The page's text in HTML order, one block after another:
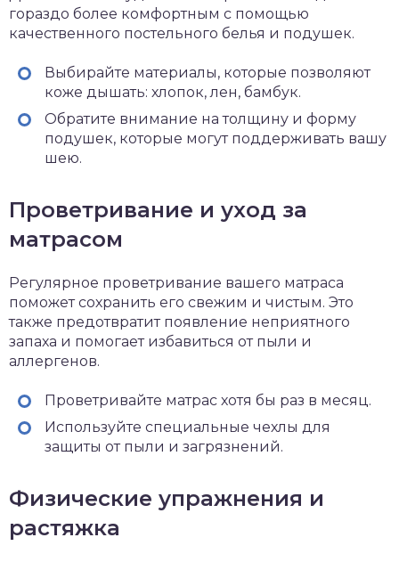
гораздо более комфортным с помощью
качественного постельного белья и подушек.
Выбирайте материалы, которые позволяют
коже дышать: хлопок, лен, бамбук.
Обратите внимание на толщину и форму
подушек, которые могут поддерживать вашу
шею.
Проветривание и уход за
матрасом
Регулярное проветривание вашего матраса
поможет сохранить его свежим и чистым. Это
также предотвратит появление неприятного
запаха и помогает избавиться от пыли и
аллергенов.
Проветривайте матрас хотя бы раз в месяц.
Используйте специальные чехлы для
защиты от пыли и загрязнений.
Физические упражнения и
растяжка